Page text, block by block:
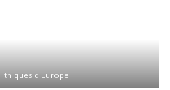
d'Europe